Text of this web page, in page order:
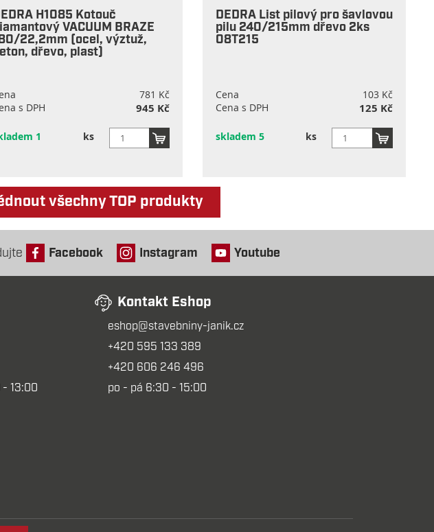
H1085 Kotouč
VACUUM BRAZE
22,2mm (ocel, výztuž,
dřevo, plast)
781 Kč
s DPH
945 Kč
1 ks
DEDRA List pilový pro šavlovou
pilu 240/215mm dřevo 2ks
08T215
Cena
103 Kč
Cena s DPH
125 Kč
skladem 5 ks
všechny TOP produkty
Facebook Instagram Youtube
13:00
Kontakt Eshop
eshop@stavebniny-janik.cz
+420 595 133 389
+420 606 246 496
po - pá 6:30 - 15:00